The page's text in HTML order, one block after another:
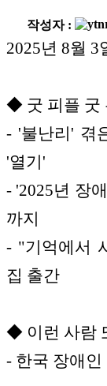
작성자 :
2025년 8월 3
◆ 굿 피플 굿
- '불난리' 겪
'열기'
- '2025년 장
까지
- "기억에서
집 출간
◆ 이런 사람
- 한국 장애